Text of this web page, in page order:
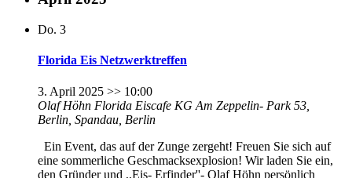
Do. 3
Florida Eis Netzwerktreffen
3. April 2025 >> 10:00
Olaf Höhn Florida Eiscafe KG Am Zeppelin- Park 53,
Berlin, Spandau, Berlin
Ein Event, das auf der Zunge zergeht! Freuen Sie sich auf
eine sommerliche Geschmacksexplosion! Wir laden Sie ein,
den Gründer und ,,Eis- Erfinder''- Olaf Höhn persönlich